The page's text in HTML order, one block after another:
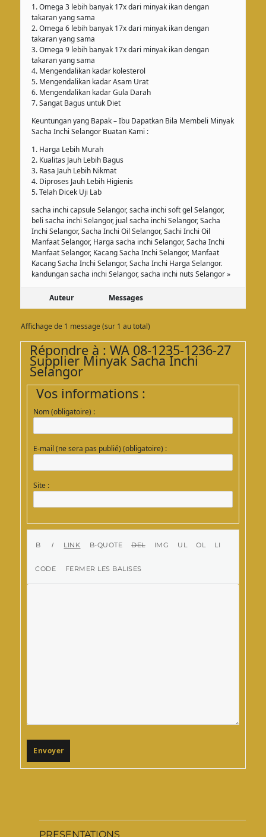
1. Omega 3 lebih banyak 17x dari minyak ikan dengan
takaran yang sama
2. Omega 6 lebih banyak 17x dari minyak ikan dengan
takaran yang sama
3. Omega 9 lebih banyak 17x dari minyak ikan dengan
takaran yang sama
4. Mengendalikan kadar kolesterol
5. Mengendalikan kadar Asam Urat
6. Mengendalikan kadar Gula Darah
7. Sangat Bagus untuk Diet
Keuntungan yang Bapak – Ibu Dapatkan Bila Membeli Minyak
Sacha Inchi Selangor Buatan Kami :
1. Harga Lebih Murah
2. Kualitas Jauh Lebih Bagus
3. Rasa Jauh Lebih Nikmat
4. Diproses Jauh Lebih Higienis
5. Telah Dicek Uji Lab
sacha inchi capsule Selangor, sacha inchi soft gel Selangor,
beli sacha inchi Selangor, jual sacha inchi Selangor, Sacha
Inchi Selangor, Sacha Inchi Oil Selangor, Sachi Inchi Oil
Manfaat Selangor, Harga sacha inchi Selangor, Sacha Inchi
Manfaat Selangor, Kacang Sacha Inchi Selangor, Manfaat
Kacang Sacha Inchi Selangor, Sacha Inchi Harga Selangor.
kandungan sacha inchi Selangor, sacha inchi nuts Selangor »
Auteur Messages
Affichage de 1 message (sur 1 au total)
Répondre à : WA 08-1235-1236-27
Supplier Minyak Sacha Inchi
Selangor
Vos informations :
Nom (obligatoire) :
E-mail (ne sera pas publié) (obligatoire) :
Site :
Envoyer
PRESENTATIONS